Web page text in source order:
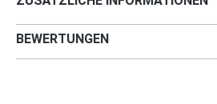
BEWERTUNGEN